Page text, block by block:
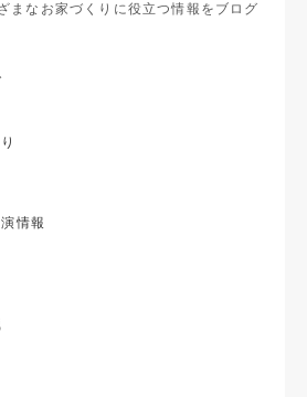
まなお家づくりに役立つ情報をブログ
情報